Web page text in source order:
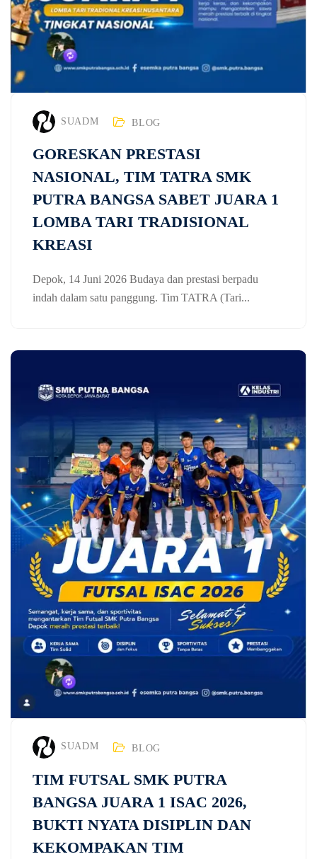
SUADM BLOG
GORESKAN PRESTASI
NASIONAL, TIM TATRA SMK
PUTRA BANGSA SABET JUARA 1
LOMBA TARI TRADISIONAL
KREASI
Depok, 14 Juni 2026 Budaya dan prestasi berpadu
indah dalam satu panggung. Tim TATRA (Tari...
SUADM BLOG
TIM FUTSAL SMK PUTRA
BANGSA JUARA 1 ISAC 2026,
BUKTI NYATA DISIPLIN DAN
KEKOMPAKAN TIM